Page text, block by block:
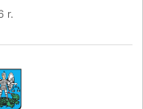
r.